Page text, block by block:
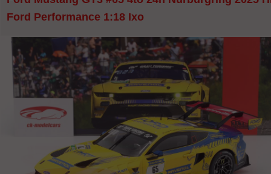
Ford Performance 1:18 Ixo